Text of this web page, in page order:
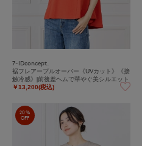
7-IDconcept.
裾フレアープルオーバー《UVカット》《接
触冷感》|前後差ヘムで華やぐ美シルエット
￥13,200(税込)
20%
OFF